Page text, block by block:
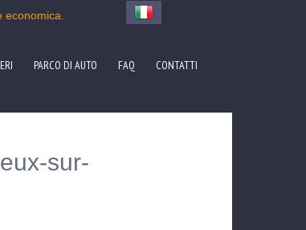
PARCO DI AUTO FAQ CONTATTI
sur-